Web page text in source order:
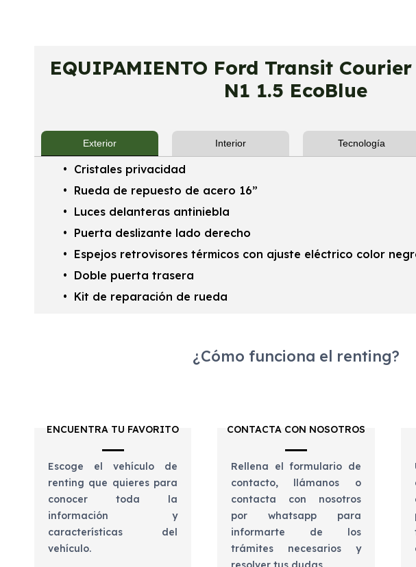
EQUIPAMIENTO Ford Transit
N1 1.5 EcoBlue
Exterior Interior Tecnología
Cristales privacidad
Rueda de repuesto de acero 16”
Luces delanteras antiniebla
Puerta deslizante lado derecho
Espejos retrovisores térmicos con ajuste eléctrico color
Doble puerta trasera
Kit de reparación de rueda
¿Cómo funciona el renting?
ENCUENTRA TU FAVORITO
Escoge el vehículo de
renting que quieres para
conocer toda la
información y
características del
vehículo.
CONTACTA CON NOSOTROS
Rellena el formulario de
contacto, llámanos o
contacta con nosotros
por whatsapp para
informarte de los
trámites necesarios y